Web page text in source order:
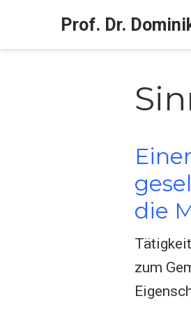
Prof. Dr.
die
zum